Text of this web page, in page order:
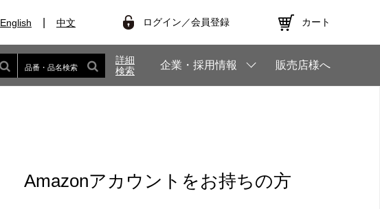
English 中文 ログイン／会員登録 カート
品番・品名検索
詳細
検索
企業・採用情報 販売店様へ
Amazonアカウントをお持ちの方